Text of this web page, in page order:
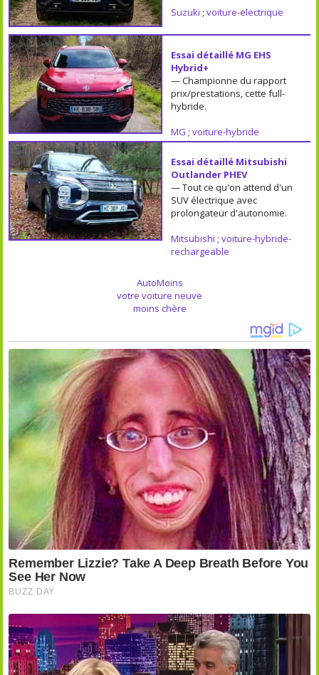
Suzuki ; voiture-electrique
Essai détaillé MG EHS
Hybrid+
— Championne du rapport
prix/prestations, cette full-
hybride.
MG ; voiture-hybride
Essai détaillé Mitsubishi
Outlander PHEV
— Tout ce qu'on attend d'un
SUV électrique avec
prolongateur d'autonomie.
Mitsubishi ; voiture-hybride-
rechargeable
AutoMoins
votre voiture neuve
moins chère